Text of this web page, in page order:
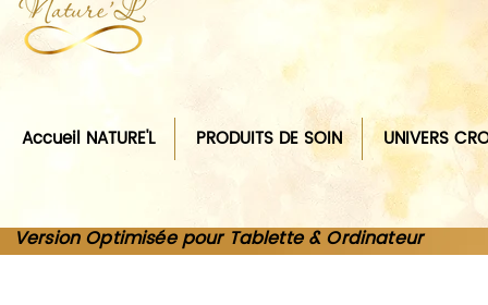
Accueil NATURE'L PRODUITS DE SOIN UNIVERS
Version Optimisée pour Tablette & Ordinateur